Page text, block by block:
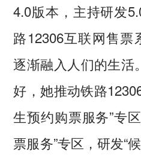
4.0版本，主持研发
路12306互联网售票
逐渐融入人们的生活
好，她推动铁路
生预约购票服务”专
票服务”专区，研发“